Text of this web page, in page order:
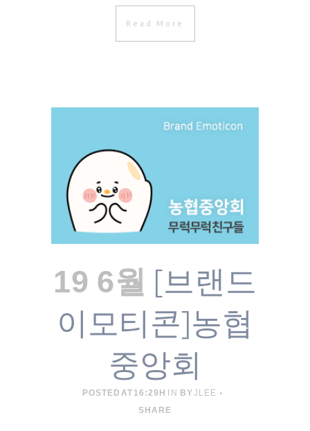
Read More
19 6월 [브랜드
이모티콘]농협
중앙회
POSTED AT 16:29H IN BYJLEE
SHARE